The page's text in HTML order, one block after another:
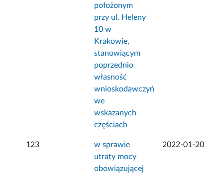
położonym
przy ul. Heleny
10 w
Krakowie,
stanowiącym
poprzednio
własność
wnioskodawczyń
we
wskazanych
częściach
123
w sprawie
utraty mocy
obowiązującej
2022-01-20